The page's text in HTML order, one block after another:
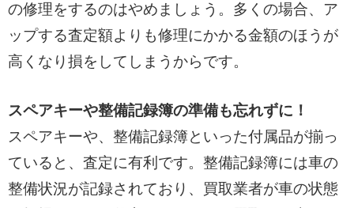
の修理をするのはやめましょう。多くの場合、ア
ップする査定額よりも修理にかかる金額のほうが
高くなり損をしてしまうからです。
スペアキーや整備記録簿の準備も忘れずに！
スペアキーや、整備記録簿といった付属品が揃っ
ていると、査定に有利です。整備記録簿には車の
整備状況が記録されており、買取業者が車の状態